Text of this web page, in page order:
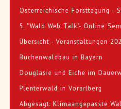
Österreichische Forsttagung -
5. "Wald Web Talk"- Online
Übersicht - Veranstaltungen
Buchenwaldbau in Bayern
Douglasie und Eiche im
Plenterwald in Vorarlberg
Abgesagt: Klimaangepasste